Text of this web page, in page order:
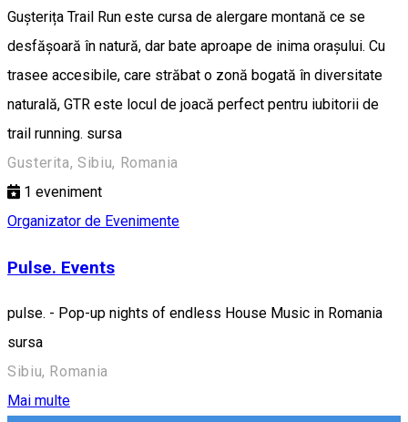
Gușterița Trail Run este cursa de alergare montană ce se
desfășoară în natură, dar bate aproape de inima orașului. Cu
trasee accesibile, care străbat o zonă bogată în diversitate
naturală, GTR este locul de joacă perfect pentru iubitorii de
trail running. sursa
Gusterita, Sibiu, Romania
1 eveniment
Organizator de Evenimente
Pulse. Events
pulse. - Pop-up nights of endless House Music in Romania
sursa
Sibiu, Romania
Mai multe